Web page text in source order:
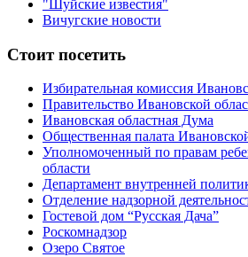
"Шуйские известия"
Вичугские новости
Стоит посетить
Избирательная комиссия
Правительство Ивановской
Ивановская областная Дума
Общественная палата
Уполномоченный по правам
области
Департамент внутренней
Отделение надзорной
Гостевой дом “Русская Дача”
Роскомнадзор
Озеро Святое